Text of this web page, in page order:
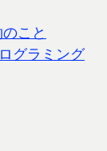
こと
グラミング